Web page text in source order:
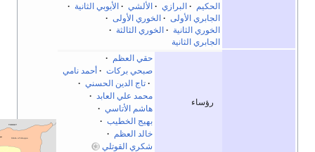
· البرازي · الألشي · الأيوبي الثانية
·
الجابري الأولى · الخوري الأولى ·
الخوري الثانية · الخوري الثالثة
·
الجابري الثانية
حقي العظم ·
صبحي بركات · أحمد نامي
تاج الدين الحسني ·
محمد علي العابد ·
هاشم الأتاسي ·
بهيج الخطيب
·
خالد العظم
شكري القوتلي